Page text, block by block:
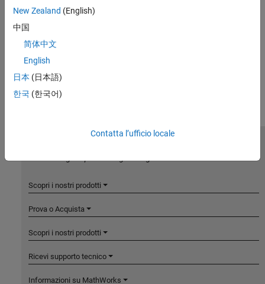
New Zealand (English)
中国
简体中文
English
日本 (日本語)
한국 (한국어)
Contatta l’ufficio locale
Scopri i nostri prodotti
Prova o Acquista
Scopri i nostri prodotti
Ricevi supporto tecnico
Informazioni su MathWorks